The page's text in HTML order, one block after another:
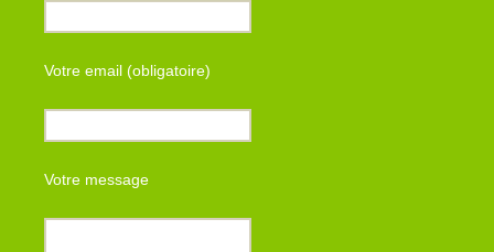
Votre email (obligatoire)
Votre message